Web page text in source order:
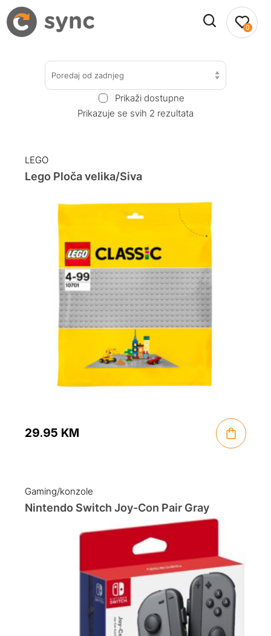
0
Poredaj od zadnjeg
Prikaži dostupne
Prikazuje se svih 2 rezultata
LEGO
Lego Ploča velika/Siva
29.95 KM
Gaming/konzole
Nintendo Switch Joy-Con Pair Gray